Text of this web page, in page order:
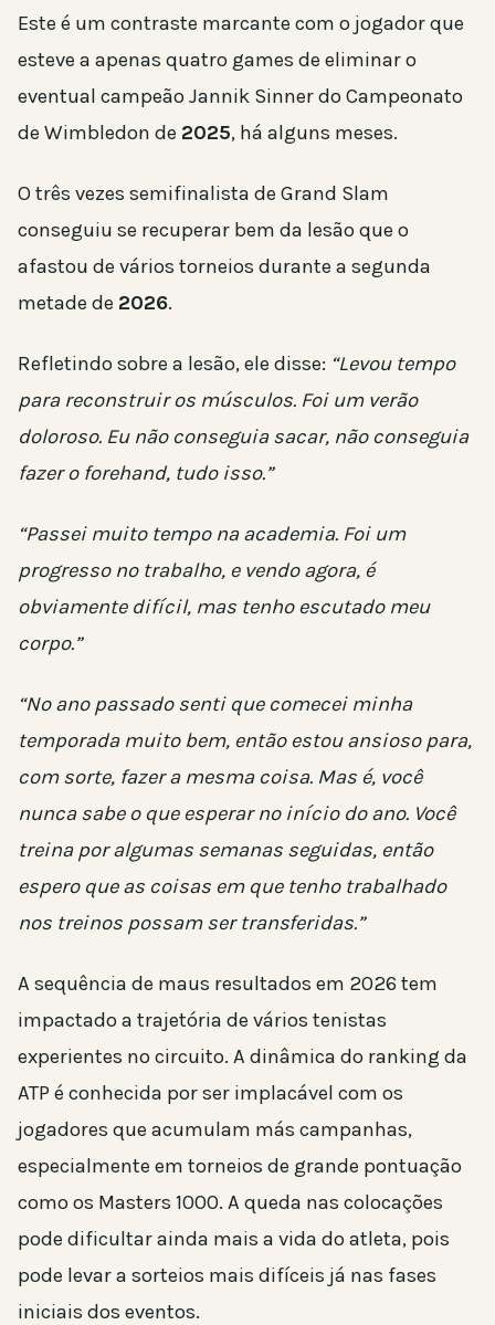
Este é um contraste marcante com o jogador que
esteve a apenas quatro games de eliminar o
eventual campeão Jannik Sinner do Campeonato
de Wimbledon de 2025, há alguns meses.
O três vezes semifinalista de Grand Slam
conseguiu se recuperar bem da lesão que o
afastou de vários torneios durante a segunda
metade de 2026.
Refletindo sobre a lesão, ele disse: “Levou tempo
para reconstruir os músculos. Foi um verão
doloroso. Eu não conseguia sacar, não conseguia
fazer o forehand, tudo isso.”
“Passei muito tempo na academia. Foi um
progresso no trabalho, e vendo agora, é
obviamente difícil, mas tenho escutado meu
corpo.”
“No ano passado senti que comecei minha
temporada muito bem, então estou ansioso para,
com sorte, fazer a mesma coisa. Mas é, você
nunca sabe o que esperar no início do ano. Você
treina por algumas semanas seguidas, então
espero que as coisas em que tenho trabalhado
nos treinos possam ser transferidas.”
A sequência de maus resultados em 2026 tem
impactado a trajetória de vários tenistas
experientes no circuito. A dinâmica do ranking da
ATP é conhecida por ser implacável com os
jogadores que acumulam más campanhas,
especialmente em torneios de grande pontuação
como os Masters 1000. A queda nas colocações
pode dificultar ainda mais a vida do atleta, pois
pode levar a sorteios mais difíceis já nas fases
iniciais dos eventos.